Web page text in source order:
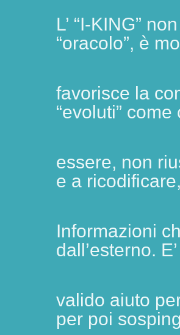
L’ “I-KING”
“oracolo”, è
favorisce la
“evoluti”
essere, non
e a
Informazioni
dall’esterno.
valido aiuto
per poi